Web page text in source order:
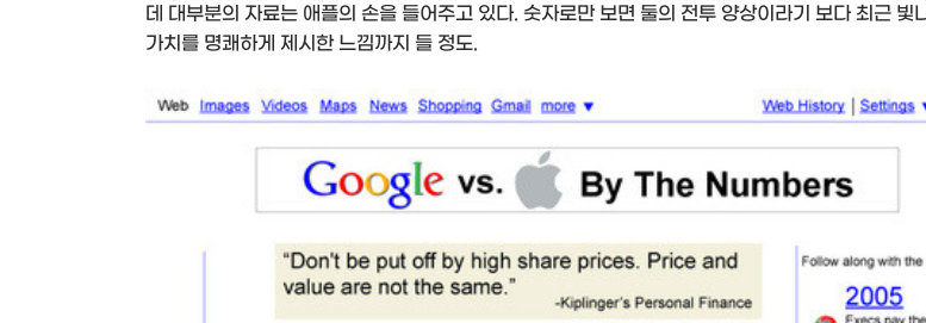
데 대부분의 자료는 애플의 손을 들어주고 있다. 숫자로만 보면 둘의 전투 양상이라기 보다 최근 빛
가치를 명쾌하게 제시한 느낌까지 들 정도.